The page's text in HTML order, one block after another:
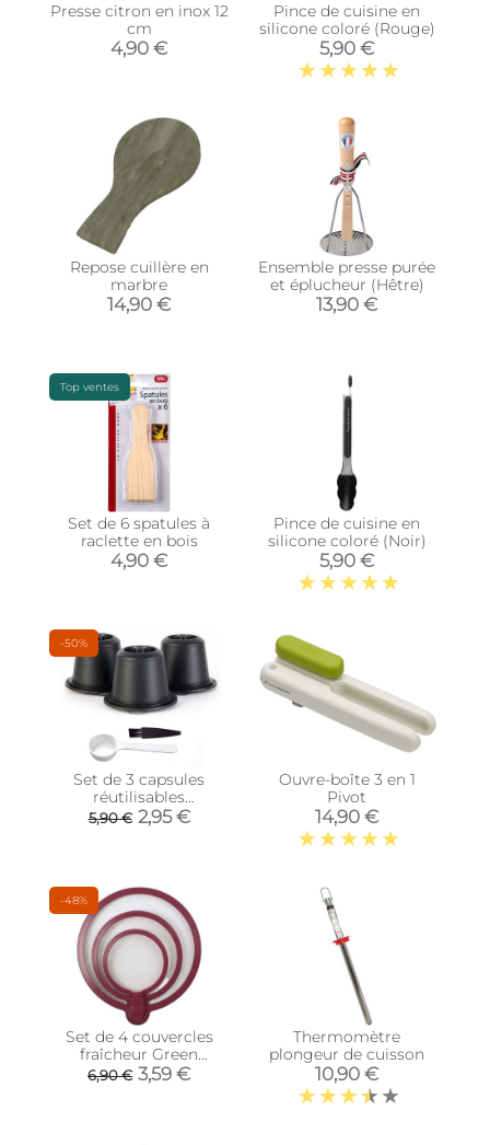
Presse citron en inox 12
cm
4,90 €
Pince de cuisine en
silicone coloré (Rouge)
5,90 €
Repose cuillère en
marbre
14,90 €
Ensemble presse purée
et éplucheur (Hêtre)
13,90 €
Top ventes
Set de 6 spatules à
raclette en bois
4,90 €
Pince de cuisine en
silicone coloré (Noir)
5,90 €
-50%
Set de 3 capsules
réutilisables
compatibles
Nesporesso
5,90 € 2,95 €
Ouvre-boîte 3 en 1
Pivot
14,90 €
-48%
Set de 4 couvercles
fraîcheur Green
attitude (Bordeaux)
6,90 € 3,59 €
Thermomètre
plongeur de cuisson
10,90 €